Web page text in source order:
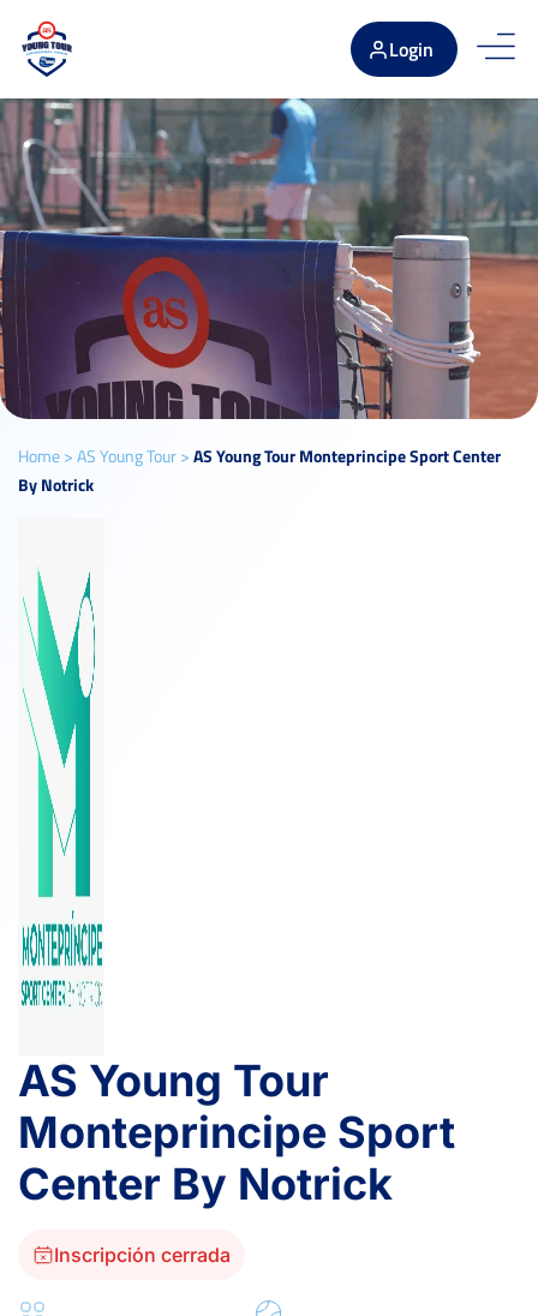
Login
Home>AS Young Tour>AS Young Tour Monteprincipe Sport Center
By Notrick
Inscripción cerrada
AS Young Tour
Monteprincipe Sport
Center By Notrick